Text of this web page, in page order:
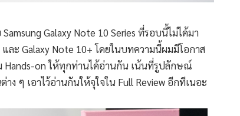
Galaxy Note 10 Series ที่รอบนี้ไม่ได้มา
ละ Galaxy Note 10+ โดยในบทความนี้ผมมีโอกาส
Hands-on ให้ทุกท่านได้อ่านกัน เน้นที่รูปลักษณ์
ๆ เอาไว้อ่านกันให้จุใจใน Full Review อีกทีเนอะ